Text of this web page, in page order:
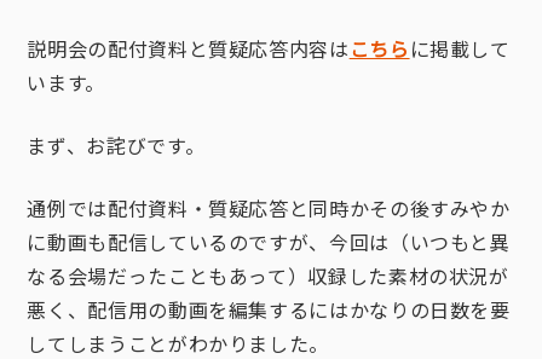
説明会の配付資料と質疑応答内容はこちら に掲載して
います。
まず、お詫びです。
通例では配付資料・質疑応答と同時かその後すみやか
に動画も配信しているのですが、今回は（いつもと異
なる会場だったこともあって）収録した素材の状況が
悪く、配信用の動画を編集するにはかなりの日数を要
してしまうことがわかりました。